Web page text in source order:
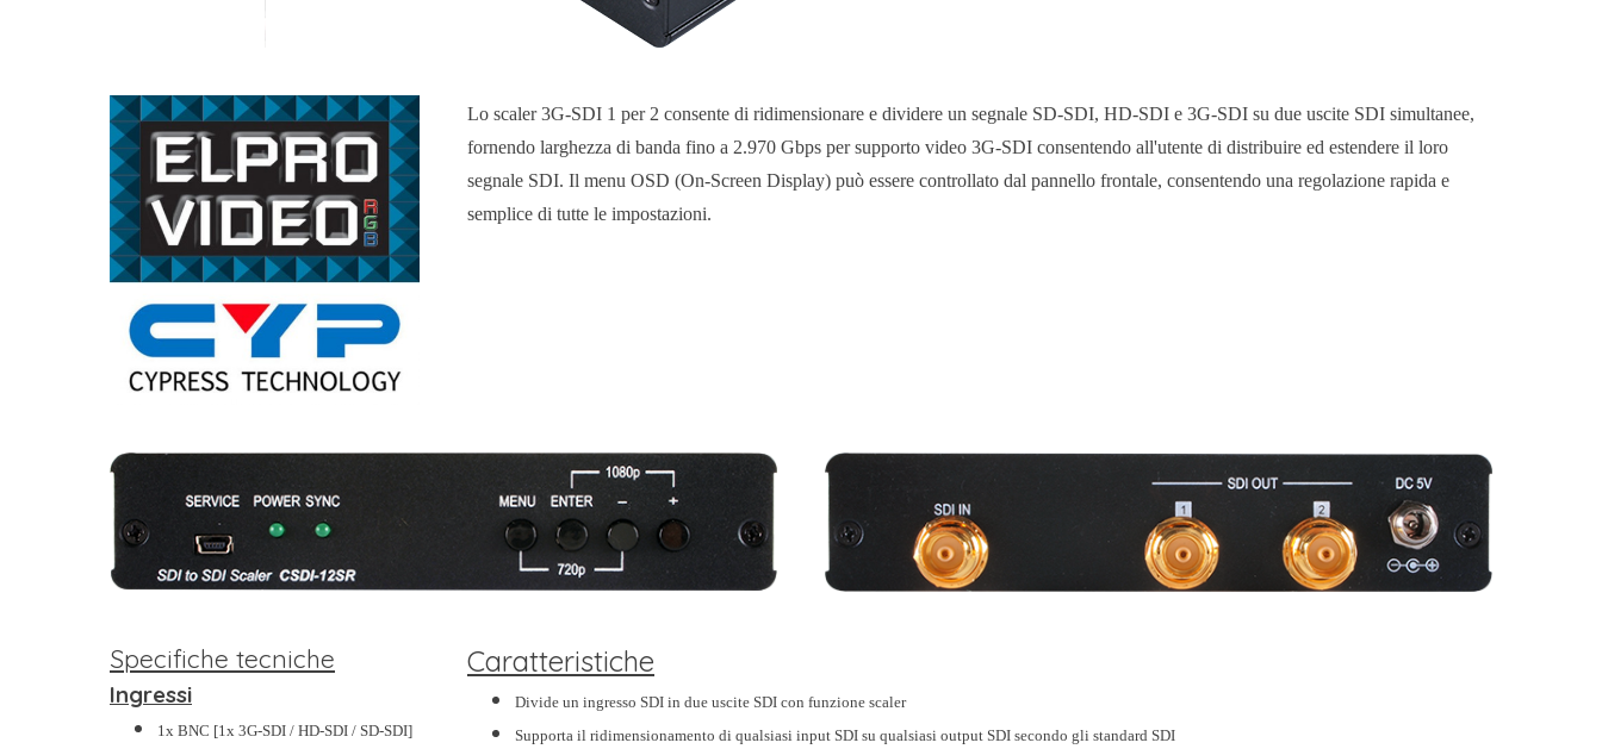
Lo scaler 3G-SDI 1 per 2 consente di ridimensionare e dividere un segnale SD-SDI, HD-SDI e 3G-SDI su due uscite SDI simultanee,
fornendo larghezza di banda fino a 2.970 Gbps per supporto video 3G-SDI consentendo all'utente di distribuire ed estendere il loro
segnale SDI. Il menu OSD (On-Screen Display) può essere controllato dal pannello frontale, consentendo una regolazione rapida e
semplice di tutte le impostazioni.
Specifiche tecniche
Ingressi
1x BNC [1x 3G-SDI / HD-SDI / SD-SDI]
Caratteristiche
Divide un ingresso SDI in due uscite SDI con funzione scaler
Supporta il ridimensionamento di qualsiasi input SDI su qualsiasi output SDI secondo gli standard SDI